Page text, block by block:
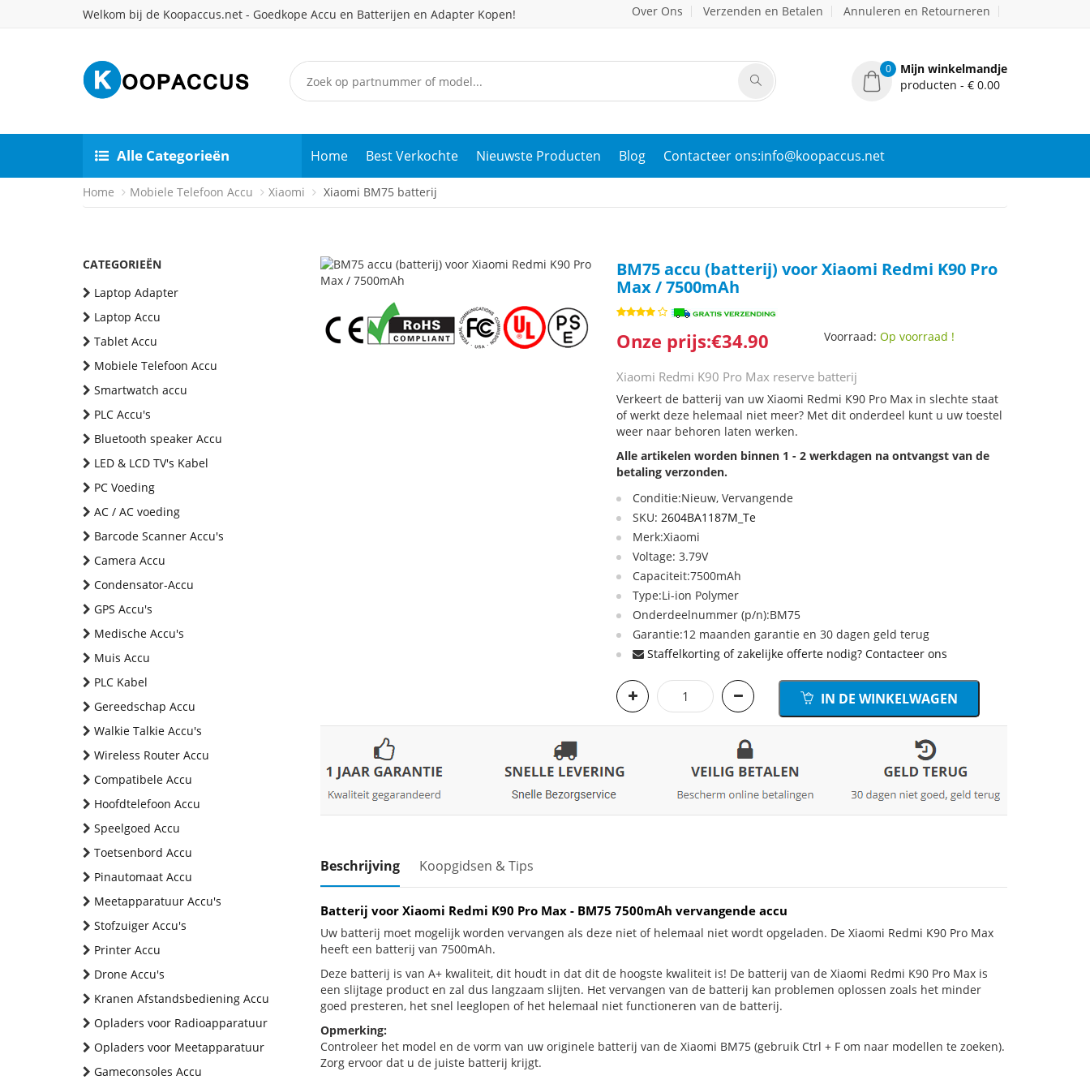
Welkom bij de Koopaccus.net - Goedkope Accu en Batterijen en Adapter Kopen! Over Ons Verzenden en Betalen Annuleren en Retourneren
0
Mijn winkelmandje
producten - € 0.00
Alle Categorieën Home Best Verkochte Nieuwste Producten Blog Contacteer ons:info@koopaccus.net
Home Mobiele Telefoon Accu Xiaomi Xiaomi BM75 batterij
CATEGORIEËN
Laptop Adapter
Laptop Accu
Tablet Accu
Mobiele Telefoon Accu
Smartwatch accu
PLC Accu's
Bluetooth speaker Accu
LED & LCD TV's Kabel
PC Voeding
AC / AC voeding
Barcode Scanner Accu's
Camera Accu
Condensator-Accu
GPS Accu's
Medische Accu's
Muis Accu
PLC Kabel
Gereedschap Accu
Walkie Talkie Accu's
Wireless Router Accu
Compatibele Accu
Hoofdtelefoon Accu
Speelgoed Accu
Toetsenbord Accu
Pinautomaat Accu
Meetapparatuur Accu's
Stofzuiger Accu's
Printer Accu
Drone Accu's
Kranen Afstandsbediening Accu
Opladers voor Radioapparatuur
Opladers voor Meetapparatuur
Gameconsoles Accu
BM75 accu (batterij) voor Xiaomi Redmi K90 Pro
Max / 7500mAh
Onze prijs:€34.90 Voorraad:Op voorraad !
Xiaomi Redmi K90 Pro Max reserve batterij
Verkeert de batterij van uw Xiaomi Redmi K90 Pro Max in slechte staat
of werkt deze helemaal niet meer? Met dit onderdeel kunt u uw toestel
weer naar behoren laten werken.
Alle artikelen worden binnen 1 - 2 werkdagen na ontvangst van de
betaling verzonden.
Conditie:Nieuw, Vervangende
SKU:2604BA1187M_Te
Merk:Xiaomi
Voltage: 3.79V
Capaciteit:7500mAh
Type:Li-ion Polymer
Onderdeelnummer (p/n):BM75
Garantie:12 maanden garantie en 30 dagen geld terug
Staffelkorting of zakelijke offerte nodig? Contacteer ons
IN DE WINKELWAGEN
Beschrijving Koopgidsen & Tips
Batterij voor Xiaomi Redmi K90 Pro Max - BM75 7500mAh vervangende accu
Uw batterij moet mogelijk worden vervangen als deze niet of helemaal niet wordt opgeladen. De Xiaomi Redmi K90 Pro Max
heeft een batterij van 7500mAh.
Deze batterij is van A+ kwaliteit, dit houdt in dat dit de hoogste kwaliteit is! De batterij van de Xiaomi Redmi K90 Pro Max is
een slijtage product en zal dus langzaam slijten. Het vervangen van de batterij kan problemen oplossen zoals het minder
goed presteren, het snel leeglopen of het helemaal niet functioneren van de batterij.
Opmerking:
Controleer het model en de vorm van uw originele batterij van de Xiaomi BM75 (gebruik Ctrl + F om naar modellen te zoeken).
Zorg ervoor dat u de juiste batterij krijgt.